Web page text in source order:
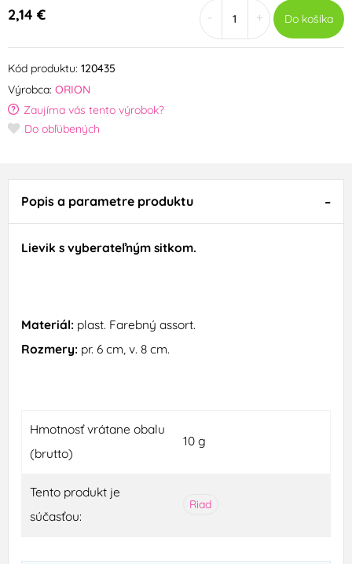
2,14 € + Do košíka
Kód produktu: 120435
Výrobca: ORION
Zaujíma vás tento výrobok?
Do obľúbených
Popis a parametre produktu
Lievik s vyberateľným sitkom.
Materiál: plast. Farebný assort.
Rozmery: pr. 6 cm v. 8 cm.
Hmotnosť vrátane obalu
(brutto)
10 g
Tento produkt je
súčasťou:
Riad